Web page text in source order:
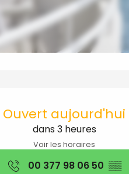
Ouvert aujourd'hui
dans 3 heures
Voir les horaires
00 377 98 06 50 ▒▒